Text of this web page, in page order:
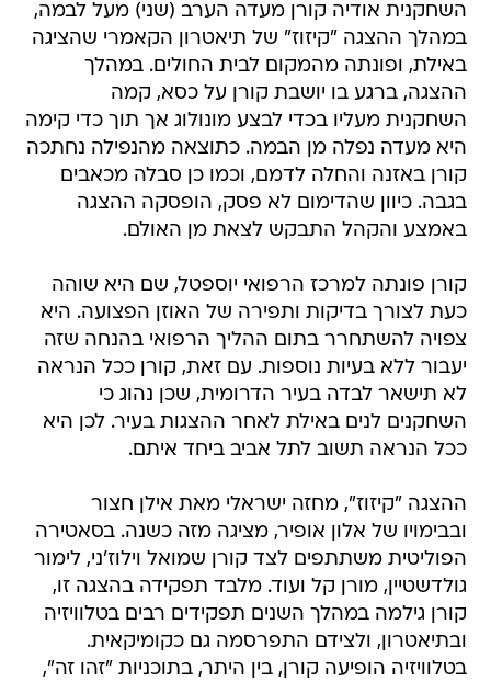
השחקנית אודיה קורן מעדה הערב (שני) מעל לבמה,
במהלך ההצגה "קיזוז" של תיאטרון הקאמרי שהציגה
באילת, ופונתה מהמקום לבית החולים. במהלך
ההצגה, ברגע בו יושבת קורן על כסא, קמה
השחקנית מעליו בכדי לבצע מונולוג אך תוך כדי קימה
היא מעדה נפלה מן הבמה. כתוצאה מהנפילה נחתכה
קורן באזנה והחלה לדמם, וכמו כן סבלה מכאבים
בגבה. כיוון שהדימום לא פסק, הופסקה ההצגה
באמצע והקהל התבקש לצאת מן האולם.
קורן פונתה למרכז הרפואי יוספטל, שם היא שוהה
כעת לצורך בדיקות ותפירה של האוזן הפצועה. היא
צפויה להשתחרר בתום ההליך הרפואי בהנחה שזה
יעבור ללא בעיות נוספות. עם זאת, קורן ככל הנראה
לא תישאר לבדה בעיר הדרומית, שכן נהוג כי
השחקנים לנים באילת לאחר ההצגות בעיר. לכן היא
ככל הנראה תשוב לתל אביב ביחד איתם.
ההצגה "קיזוז", מחזה ישראלי מאת אילן חצור
ובבימויו של אלון אופיר, מציגה מזה כשנה. בסאטירה
הפוליטית משתתפים לצד קורן שמואל וילוז'ני, לימור
גולדשטיין, מורן קל ועוד. מלבד תפקידה בהצגה זו,
קורן גילמה במהלך השנים תפקידים רבים בטלוויזיה
ובתיאטרון, ולצידם התפרסמה גם כקומיקאית.
בטלוויזיה הופיעה קורן, בין היתר, בתוכניות "זהו זה",